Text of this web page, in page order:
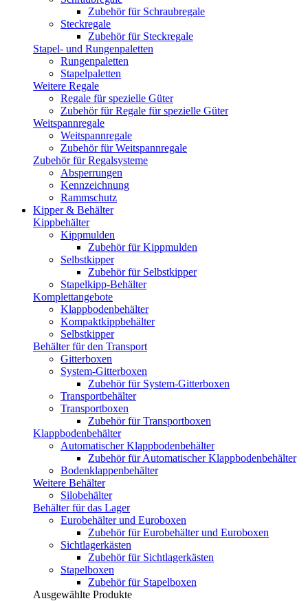
Zubehör für Schraubregale
Steckregale
Zubehör für Steckregale
Stapel- und Rungenpaletten
Rungenpaletten
Stapelpaletten
Weitere Regale
Regale für spezielle Güter
Zubehör für Regale für spezielle Güter
Weitspannregale
Weitspannregale
Zubehör für Weitspannregale
Zubehör für Regalsysteme
Absperrungen
Kennzeichnung
Rammschutz
Kipper & Behälter
Kippbehälter
Kippmulden
Zubehör für Kippmulden
Selbstkipper
Zubehör für Selbstkipper
Stapelkipp-Behälter
Komplettangebote
Klappbodenbehälter
Kompaktkippbehälter
Selbstkipper
Behälter für den Transport
Gitterboxen
System-Gitterboxen
Zubehör für System-Gitterboxen
Transportbehälter
Transportboxen
Zubehör für Transportboxen
Klappbodenbehälter
Automatischer Klappbodenbehälter
Zubehör für Automatischer Klappbodenbehälter
Bodenklappenbehälter
Weitere Behälter
Silobehälter
Behälter für das Lager
Eurobehälter und Euroboxen
Zubehör für Eurobehälter und Euroboxen
Sichtlagerkästen
Zubehör für Sichtlagerkästen
Stapelboxen
Zubehör für Stapelboxen
Ausgewählte Produkte